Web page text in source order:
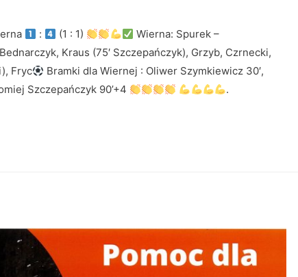
: (1 : 1)
Wierna: Spurek –
Kraus (75′ Szczepańczyk), Grzyb, Czrnecki,
Fryc
Bramki dla Wiernej : Oliwer Szymkiewicz 30′,
Szczepańczyk 90’+4
.